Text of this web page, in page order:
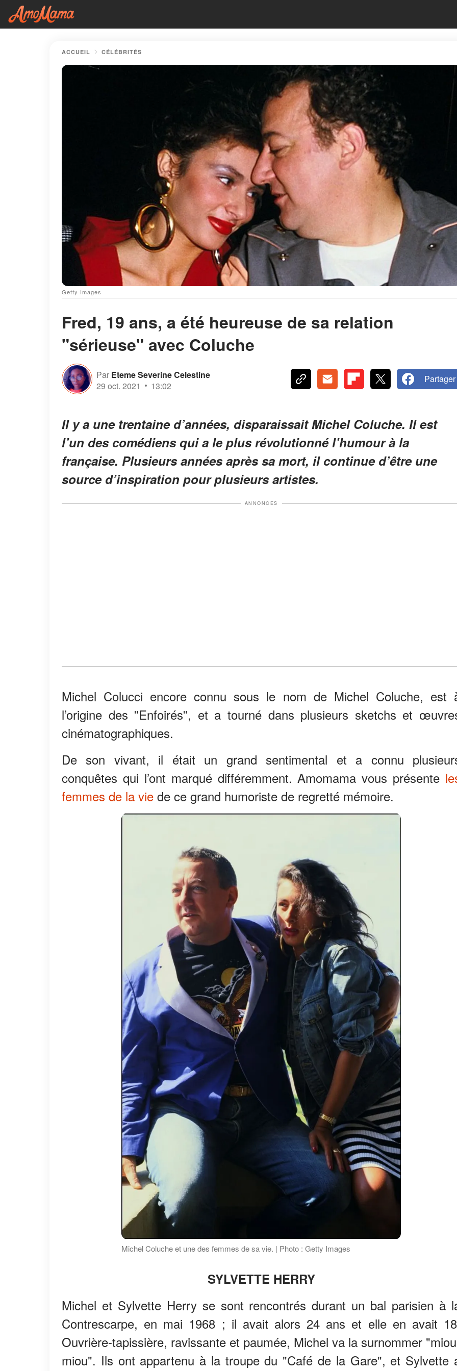
ACCUEIL CÉLÉBRITÉS
Getty Images
Fred, 19 ans, a été heureuse de sa relation
"sérieuse" avec Coluche
Par Eteme Severine Celestine
29 oct. 2021
13:02
Partager
Il y a une trentaine d’années, disparaissait Michel Coluche. Il est
l’un des comédiens qui a le plus révolutionné l’humour à la
française. Plusieurs années après sa mort, il continue d’être une
source d’inspiration pour plusieurs artistes.
ANNONCES
Michel Colucci encore connu sous le nom de Michel Coluche, est
l’origine des ʺEnfoirésʺ, et a tourné dans plusieurs sketchs et
cinématographiques.
De son vivant, il était un grand sentimental et a connu
conquêtes qui l’ont marqué différemment. Amomama vous présente
femmes de la vie de ce grand humoriste de regretté mémoire.
Michel Coluche et une des femmes de sa vie. | Photo : Getty Images
SYLVETTE HERRY
Michel et Sylvette Herry se sont rencontrés durant un bal parisien à
Contrescarpe, en mai 1968 ; il avait alors 24 ans et elle en avait
Ouvrière-tapissière, ravissante et paumée, Michel va la surnommer
miou". Ils ont appartenu à la troupe du "Café de la Gare", et Sylvette